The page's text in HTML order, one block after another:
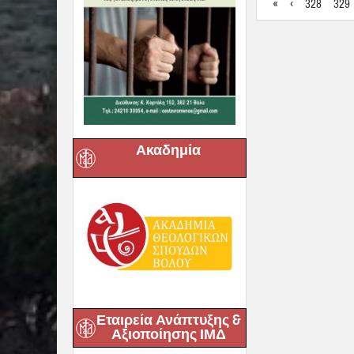
Ακαδημία
Εταιρεία Ανάπτυξης &
Αξιοποίησης ΙΜΔ
« ‹ 328 329